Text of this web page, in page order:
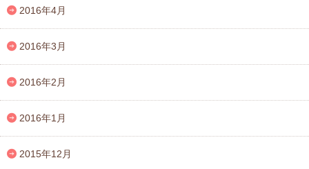
2016年4月
2016年3月
2016年2月
2016年1月
2015年12月